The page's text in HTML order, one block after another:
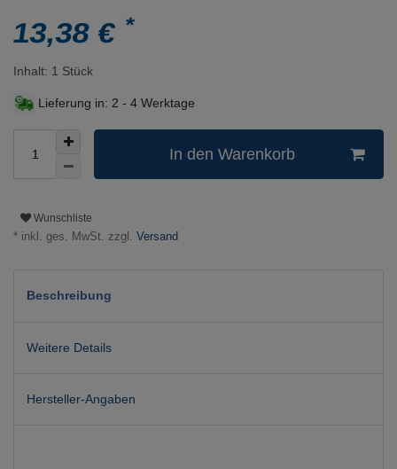
13,38 €*
Inhalt: 1 Stück
Lieferung in: 2 - 4 Werktage
In den Warenkorb
Wunschliste
* inkl. ges. MwSt. zzgl. Versand
Beschreibung
Weitere Details
Hersteller-Angaben